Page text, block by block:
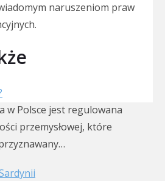
naruszeniom praw
w Polsce jest regulowana
przemysłowej, które